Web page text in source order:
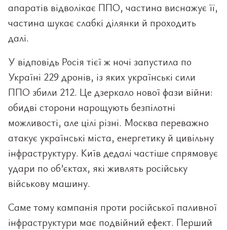
апаратів відволікає ППО, частина виснажує її,
частина шукає слабкі ділянки й проходить
далі.
У відповідь Росія тієї ж ночі запустила по
Україні 229 дронів, із яких українські сили
ППО збили 212. Це дзеркало нової фази війни:
обидві сторони нарощують безпілотні
можливості, але цілі різні. Москва переважно
атакує українські міста, енергетику й цивільну
інфраструктуру. Київ дедалі частіше спрямовує
удари по об’єктах, які живлять російську
військову машину.
Саме тому кампанія проти російської паливної
інфраструктури має подвійний ефект. Перший